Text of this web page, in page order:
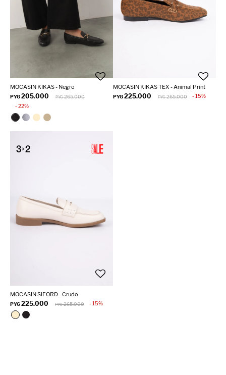
MOCASIN KIKAS - Negro
PYG205.000 PYG 265.000
22
MOCASIN KIKAS TEX - Animal Print
PYG225.000 PYG 265.000 15
MOCASIN SIFORD - Crudo
PYG225.000 PYG 265.000 15